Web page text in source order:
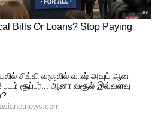
அவமதிப்பது
மீது மோடிக்கு
வெறுப்பும் ஏன்?
தமிழர்களைப்
இல்லை என்று